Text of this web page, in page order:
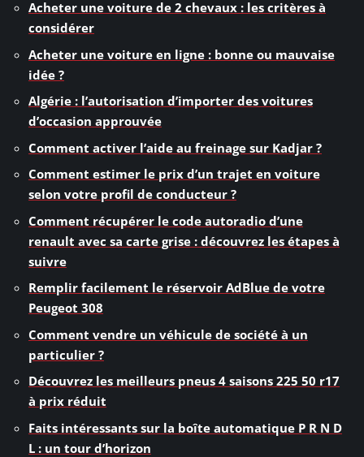
Acheter une voiture de 2 chevaux : les critères à
considérer
Acheter une voiture en ligne : bonne ou mauvaise
idée ?
Algérie : l’autorisation d’importer des voitures
d’occasion approuvée
Comment activer l’aide au freinage sur Kadjar ?
Comment estimer le prix d’un trajet en voiture
selon votre profil de conducteur ?
Comment récupérer le code autoradio d’une
renault avec sa carte grise : découvrez les étapes à
suivre
Remplir facilement le réservoir AdBlue de votre
Peugeot 308
Comment vendre un véhicule de société à un
particulier ?
Découvrez les meilleurs pneus 4 saisons 225 50 r17
à prix réduit
Faits intéressants sur la boîte automatique P R N D
L : un tour d’horizon